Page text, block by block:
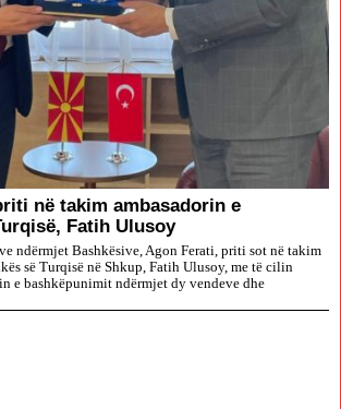
në takim ambasadorin e
Fatih Ulusoy
ndërmjet Bashkësive, Agon Ferati, priti sot në takim
së Turqisë në Shkup, Fatih Ulusoy, me të cilin
e bashkëpunimit ndërmjet dy vendeve dhe